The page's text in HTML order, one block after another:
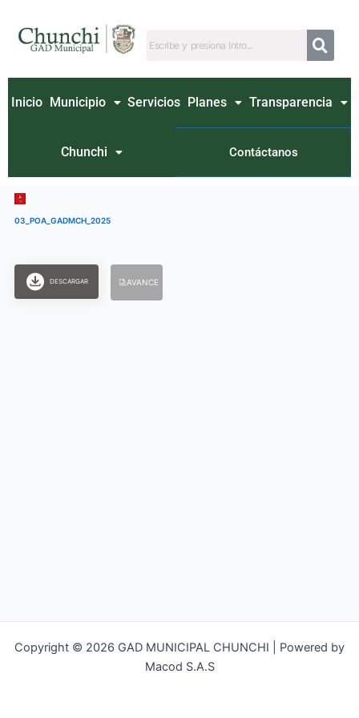
contenido
Inicio Municipio Servicios Planes Transparencia
Chunchi Contáctanos
03_POA_GADMCH_2025
DESCARGAR AVANCE
Copyright © 2026 GAD MUNICIPAL CHUNCHI | Powered by
Macod S.A.S